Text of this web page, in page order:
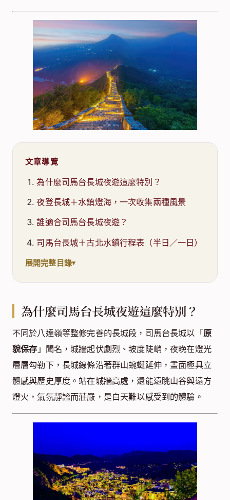
文章導覽
為什麼司馬台長城夜遊這麼特別？
夜登長城＋水鎮燈海，一次收集兩種風景
誰適合司馬台長城夜遊？
司馬台長城＋古北水鎮行程表（半日／一日）
展開完整目錄
為什麼司馬台長城夜遊這麼特別？
不同於八達嶺等整修完善的長城段，司馬台長城以「原
貌保存」聞名，城牆起伏劇烈、坡度陡峭，夜晚在燈光
層層勾勒下，長城線條沿著群山蜿蜒延伸，畫面極具立
體感與歷史厚度。站在城牆高處，還能遠眺山谷與遠方
燈火，氣氛靜謐而莊嚴，是白天難以感受到的體驗。